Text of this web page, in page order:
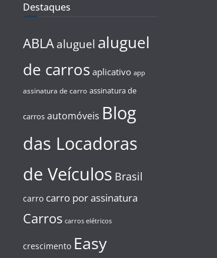
Destaques
ABLA aluguel aluguel
de carros aplicativo app
assinatura de carro assinatura de
carros automóveis Blog
das Locadoras
de Veículos Brasil
carro carro por assinatura
Carros carros elétricos
crescimento Easy